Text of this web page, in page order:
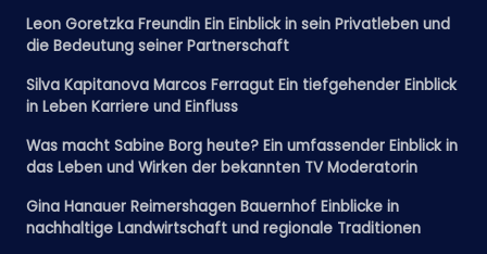
Leon Goretzka Freundin Ein Einblick in sein Privatleben und
die Bedeutung seiner Partnerschaft
Silva Kapitanova Marcos Ferragut Ein tiefgehender Einblick
in Leben Karriere und Einfluss
Was macht Sabine Borg heute? Ein umfassender Einblick in
das Leben und Wirken der bekannten TV Moderatorin
Gina Hanauer Reimershagen Bauernhof Einblicke in
nachhaltige Landwirtschaft und regionale Traditionen